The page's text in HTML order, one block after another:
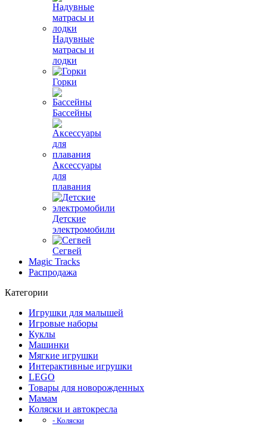
Надувные
матрасы и
лодки
Горки
Бассейны
Аксессуары
для
плавания
Детские
электромобили
Сегвей
Magic Tracks
Распродажа
Категории
Игрушки для малышей
Игровые наборы
Куклы
Машинки
Мягкие игрушки
Интерактивные игрушки
LEGO
Товары для новорожденных
Мамам
Коляски и автокресла
- Коляски